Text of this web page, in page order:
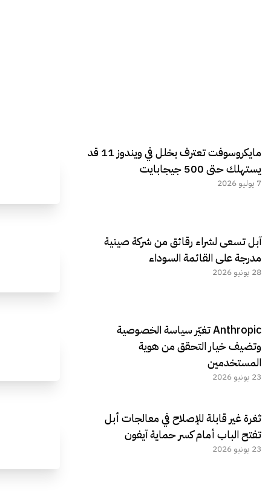
مايكروسوفت تعترف بخلل في ويندوز 11 قد
يستهلك حتى 500 جيجابايت
7 يوليو 2026
آبل تسعى لشراء رقائق من شركة صينية
مدرجة على القائمة السوداء
28 يونيو 2026
Anthropic تغيّر سياسة الخصوصية
وتضيف خيار التحقق من هوية
المستخدمين
23 يونيو 2026
ثغرة غير قابلة للإصلاح في معالجات أبل
تفتح الباب أمام كسر حماية آيفون
23 يونيو 2026